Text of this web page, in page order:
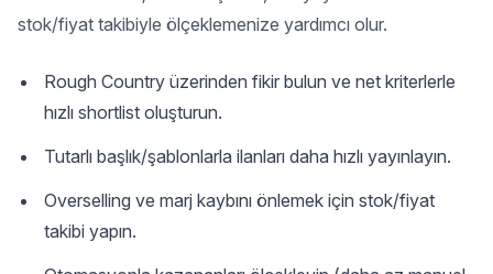
stok/fiyat takibiyle ölçeklemenize yardımcı olur.
Rough Country üzerinden fikir bulun ve net kriterlerle
hızlı shortlist oluşturun.
Tutarlı başlık/şablonlarla ilanları daha hızlı yayınlayın.
Overselling ve marj kaybını önlemek için stok/fiyat
takibi yapın.